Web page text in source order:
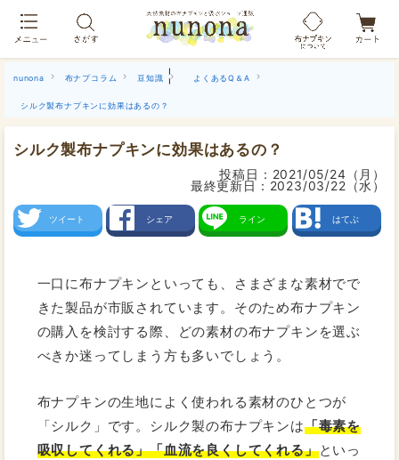
nunona 布ナプコラム 豆知識 | よくあるQ＆A
シルク製布ナプキンに効果はあるの？
シルク製布ナプキンに効果はあるの？
投稿日： 2021/05/24（月）
最終更新日： 2023/03/22（水）
ツイート シェア ライン はてぶ
一口に布ナプキンといっても、さまざまな素材でで
きた製品が市販されています。そのため布ナプキン
の購入を検討する際、どの素材の布ナプキンを選ぶ
べきか迷ってしまう方も多いでしょう。
布ナプキンの生地によく使われる素材のひとつが
「シルク」です。シルク製の布ナプキンは「毒素を
吸収してくれる」「血流を良くしてくれる」といっ